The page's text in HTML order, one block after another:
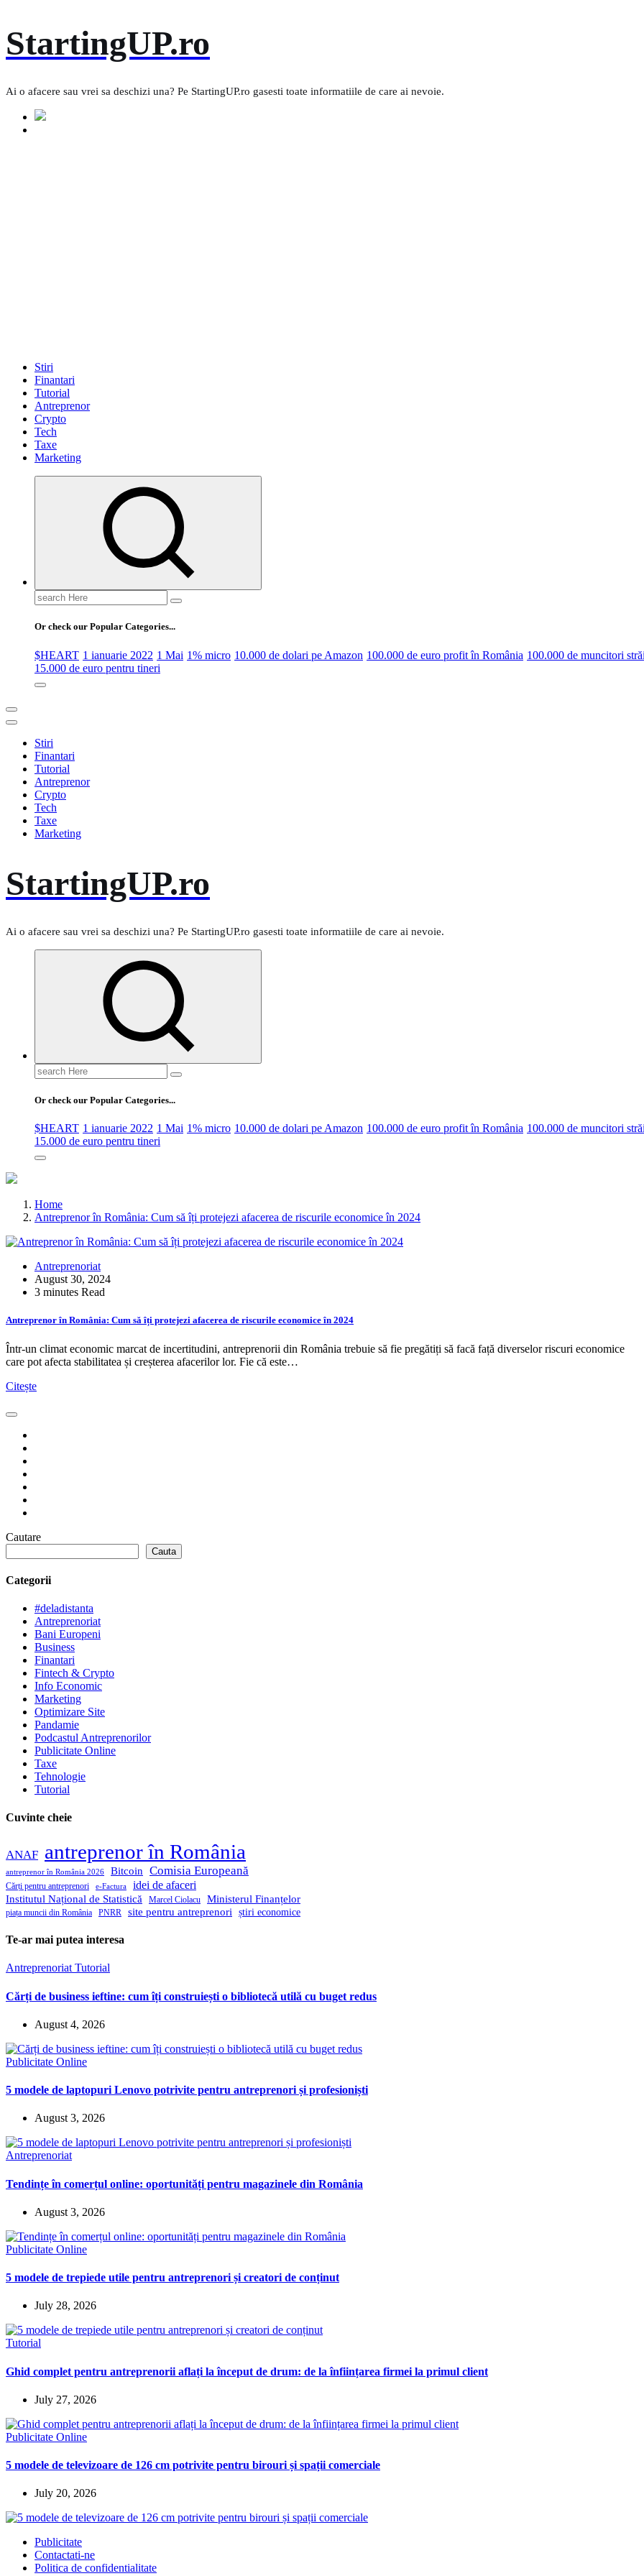
to
content
StartingUP.ro
Ai o afacere sau vrei sa deschizi una? Pe StartingUP.ro gasesti toate informatiile de care ai nevoie.
Stiri
Finantari
Tutorial
Antreprenor
Crypto
Tech
Taxe
Marketing
Search
for:
Or check our Popular Categories...
$HEART 1 ianuarie 2022 1 Mai 1% micro 10.000 de dolari pe Amazon 100.000 de euro profit în România 100.000 de muncitori
15.000 de euro pentru tineri
Stiri
Finantari
Tutorial
Antreprenor
Crypto
Tech
Taxe
Marketing
StartingUP.ro
Ai o afacere sau vrei sa deschizi una? Pe StartingUP.ro gasesti toate informatiile de care ai nevoie.
Search
for:
Or check our Popular Categories...
$HEART 1 ianuarie 2022 1 Mai 1% micro 10.000 de dolari pe Amazon 100.000 de euro profit în România 100.000 de muncitori
15.000 de euro pentru tineri
Home
Antreprenor în România: Cum să îți protejezi afacerea de riscurile economice în 2024
Antreprenoriat
August 30, 2024
3 minutes Read
Antreprenor în România: Cum să îți protejezi afacerea de riscurile economice în 2024
Într-un climat economic marcat de incertitudini, antreprenorii din România trebuie să fie pregătiți să facă față diverselor riscuri economice
care pot afecta stabilitatea și creșterea afacerilor lor. Fie că este…
Citește
Cautare
Cauta
Categorii
#deladistanta
Antreprenoriat
Bani Europeni
Business
Finantari
Fintech & Crypto
Info Economic
Marketing
Optimizare Site
Pandamie
Podcastul Antreprenorilor
Publicitate Online
Taxe
Tehnologie
Tutorial
Cuvinte cheie
ANAF antreprenor în România
antreprenor în România 2026 Bitcoin Comisia Europeană
Cărți pentru antreprenori e-Factura idei de afaceri
Institutul Național de Statistică Marcel Ciolacu Ministerul Finanțelor
piața muncii din România PNRR site pentru antreprenori știri economice
Te-ar mai putea interesa
Antreprenoriat Tutorial
Cărți de business ieftine: cum îți construiești o bibliotecă utilă cu buget redus
August 4, 2026
Publicitate Online
5 modele de laptopuri Lenovo potrivite pentru antreprenori și profesioniști
August 3, 2026
Antreprenoriat
Tendințe în comerțul online: oportunități pentru magazinele din România
August 3, 2026
Publicitate Online
5 modele de trepiede utile pentru antreprenori și creatori de conținut
July 28, 2026
Tutorial
Ghid complet pentru antreprenorii aflați la început de drum: de la înființarea firmei la primul client
July 27, 2026
Publicitate Online
5 modele de televizoare de 126 cm potrivite pentru birouri și spații comerciale
July 20, 2026
Publicitate
Contactati-ne
Politica de confidentialitate